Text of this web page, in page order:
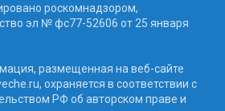
роскомнадзором,
эл № фc77-52606 от 25 января
размещенная на веб-сайте
охраняется в соответствии с
РФ об авторском праве и